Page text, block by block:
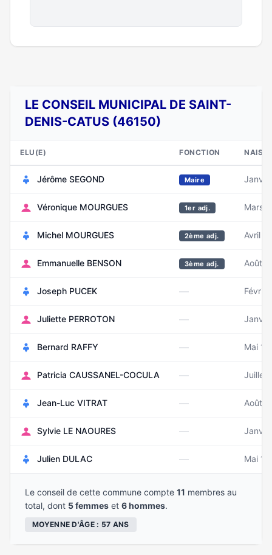
LE CONSEIL MUNICIPAL DE SAINT-
DENIS-CATUS (46150)
ELU(E) FONCTION
Jérôme SEGOND Maire
Véronique MOURGUES 1er adj. Mars
Michel MOURGUES 2ème adj. Avril
Emmanuelle BENSON 3ème adj. Août
Joseph PUCEK —
Juliette PERROTON —
Bernard RAFFY — Mai
Patricia CAUSSANEL-COCULA — Juillet
Jean-Luc VITRAT — Août
Sylvie LE NAOURES —
Julien DULAC — Mai
Le conseil de cette commune compte 11 membres au
total, dont 5 femmes et 6 hommes.
MOYENNE D'ÂGE : 57 ANS